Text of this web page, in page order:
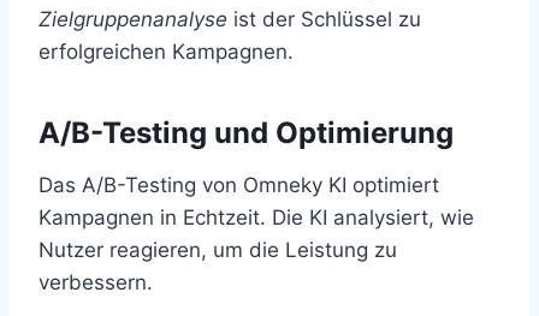
Zielgruppenanalyse ist der Schlüssel zu
erfolgreichen Kampagnen.
A/B-Testing und Optimierung
Das A/B-Testing von Omneky KI optimiert
Kampagnen in Echtzeit. Die KI analysiert, wie
Nutzer reagieren, um die Leistung zu
verbessern.